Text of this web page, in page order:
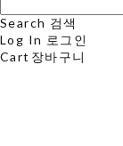
Search 검색
Log In 로그인
Cart 장바구니